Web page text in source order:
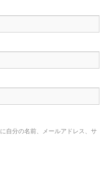
自分の名前、メールアドレス、サ